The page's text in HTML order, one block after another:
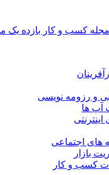
مجله کسب و کار بازده یک
و رزومه نویسی
آپ ها
های اجتماعی
بازار
کسب و کار